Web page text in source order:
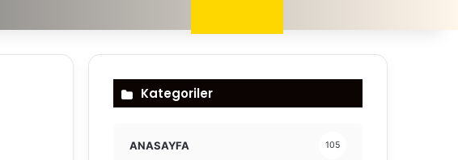
Kategoriler
ANASAYFA 105